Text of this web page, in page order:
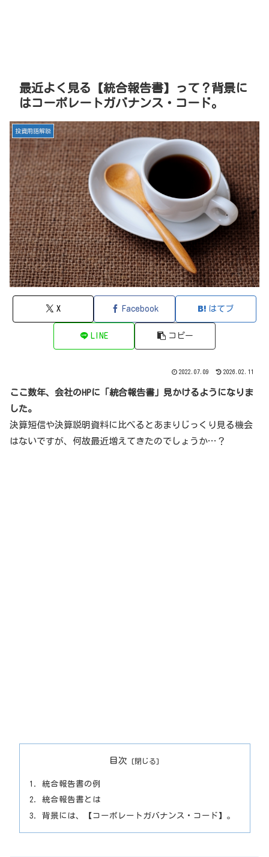
最近よく見る【統合報告書】って？背景に
はコーポレートガバナンス・コード。
投資用語解説
X Facebook はてブ
LINE コピー
2022.07.09 2026.02.11
ここ数年、会社のHPに「統合報告書」見かけるようになりま
した。
決算短信や決算説明資料に比べるとあまりじっくり見る機会
はないですが、何故最近増えてきたのでしょうか…？
目次
統合報告書の例
統合報告書とは
背景には、【コーポレートガバナンス・コード】。